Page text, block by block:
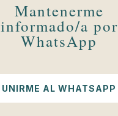
Mantenerme
informado/a por
WhatsApp
UNIRME AL WHATSAPP